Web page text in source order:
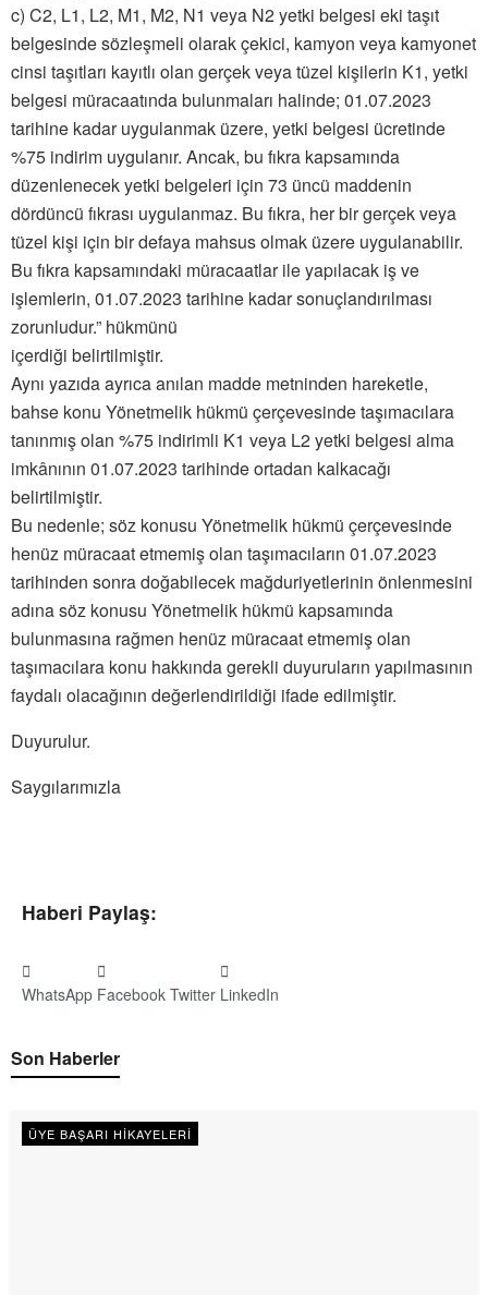
c) C2, L1, L2, M1, M2, N1 veya N2 yetki belgesi eki taşıt
belgesinde sözleşmeli olarak çekici, kamyon veya kamyonet
cinsi taşıtları kayıtlı olan gerçek veya tüzel kişilerin K1, yetki
belgesi müracaatında bulunmaları halinde; 01.07.2023
tarihine kadar uygulanmak üzere, yetki belgesi ücretinde
%75 indirim uygulanır. Ancak, bu fıkra kapsamında
düzenlenecek yetki belgeleri için 73 üncü maddenin
dördüncü fıkrası uygulanmaz. Bu fıkra, her bir gerçek veya
tüzel kişi için bir defaya mahsus olmak üzere uygulanabilir.
Bu fıkra kapsamındaki müracaatlar ile yapılacak iş ve
işlemlerin, 01.07.2023 tarihine kadar sonuçlandırılması
zorunludur.” hükmünü
içerdiği belirtilmiştir.
Aynı yazıda ayrıca anılan madde metninden hareketle,
bahse konu Yönetmelik hükmü çerçevesinde taşımacılara
tanınmış olan %75 indirimli K1 veya L2 yetki belgesi alma
imkânının 01.07.2023 tarihinde ortadan kalkacağı
belirtilmiştir.
Bu nedenle; söz konusu Yönetmelik hükmü çerçevesinde
henüz müracaat etmemiş olan taşımacıların 01.07.2023
tarihinden sonra doğabilecek mağduriyetlerinin önlenmesini
adına söz konusu Yönetmelik hükmü kapsamında
bulunmasına rağmen henüz müracaat etmemiş olan
taşımacılara konu hakkında gerekli duyuruların yapılmasının
faydalı olacağının değerlendirildiği ifade edilmiştir.
Duyurulur.
Saygılarımızla
Haberi Paylaş:
WhatsApp Facebook Twitter LinkedIn
Son Haberler
ÜYE BAŞARI HIKAYELERI